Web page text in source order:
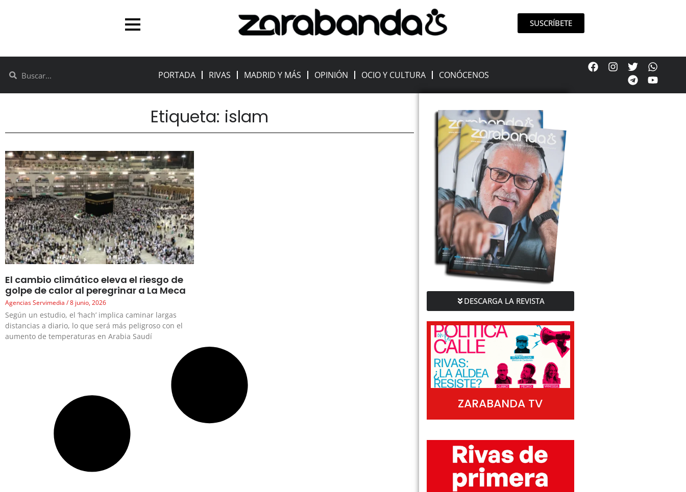
SUSCRÍBETE
PORTADA RIVAS MADRID Y MÁS OPINIÓN OCIO Y CULTURA CONÓCENOS
Etiqueta: islam
El cambio climático eleva el riesgo de
golpe de calor al peregrinar a La Meca
Agencias Servimedia 8 junio, 2026
Según un estudio, el ‘hach’ implica caminar largas
distancias a diario, lo que será más peligroso con el
aumento de temperaturas en Arabia Saudí
DESCARGA LA REVISTA
ZARABANDA TV